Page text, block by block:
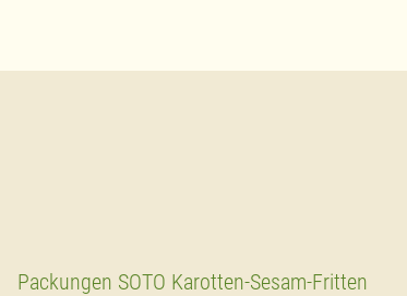
Packungen SOTO Karotten-Sesam-Fritten